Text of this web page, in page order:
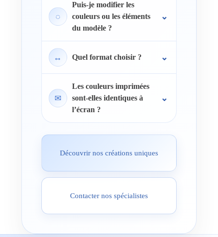
◌
Puis-je modifier les
couleurs ou les éléments
du modèle ?
↔ Quel format choisir ?
✉
Les couleurs imprimées
sont-elles identiques à
l’écran ?
Découvrir nos créations uniques
Contacter nos spécialistes